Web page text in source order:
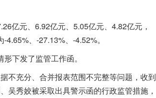
亿元、6.92亿元、5.05亿元、4.82亿元，
、-27.13%、-4.52%。
下发了监管工作函。
充分、合并报表范围不完整等问题，收到
吴秀姣被采取出具警示函的行政监管措施，